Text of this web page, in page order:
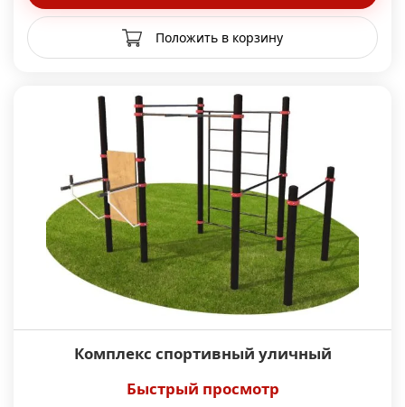
Положить в корзину
Комплекс спортивный уличный
Быстрый просмотр